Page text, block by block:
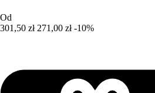
Od
301,50 zł 271,00 zł -10%